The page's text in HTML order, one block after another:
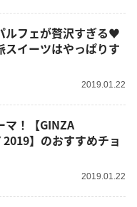
ルフェが贅沢すぎる♥
スイーツはやっぱりす
2019.01.22
マ！【GINZA
2019】のおすすめチョ
2019.01.22